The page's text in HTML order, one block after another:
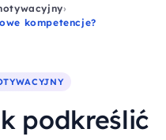
›
kompetencje?
podkreślić